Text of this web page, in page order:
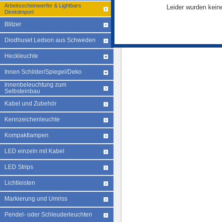
Arbeitsscheinwerfer & Lightbars
Direktimport
Blitzer
Diodhuset Ledson aus Schweden
Heckleuchte
Innen Schilder/Spiegel/Deko
Innenbeleuchtung zum
Selbsteinbau
Kabel und Zubehör
Kennzeichenleuchte
Kompaktlampen
LED einzeln mit Kabel
LED Strips
Lichtleisten
Markierung und Umriss
Pendel- oder Schleuderleuchten
Leider wurden